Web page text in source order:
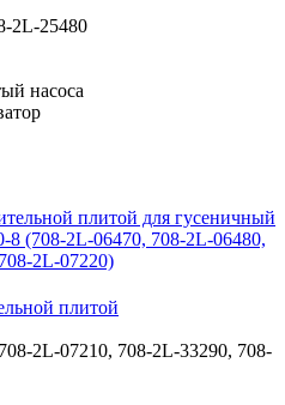
2L-25480
насоса
плитой
2L-07210, 708-2L-33290, 708-